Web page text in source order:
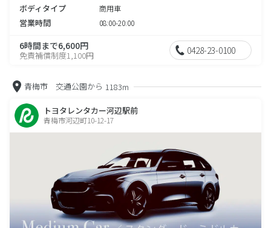
ボディタイプ 商用車
営業時間 08:00-20:00
6時間まで6,600円
免責補償制度1,100円 0428-23-0100
青梅市 交通公園から 1183m
トヨタレンタカー河辺駅前
青梅市河辺町10-12-17